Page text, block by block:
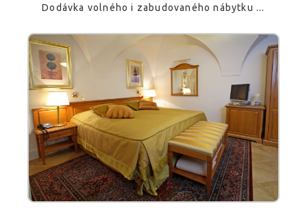
Dodávka volného i zabudovaného nábytku ...